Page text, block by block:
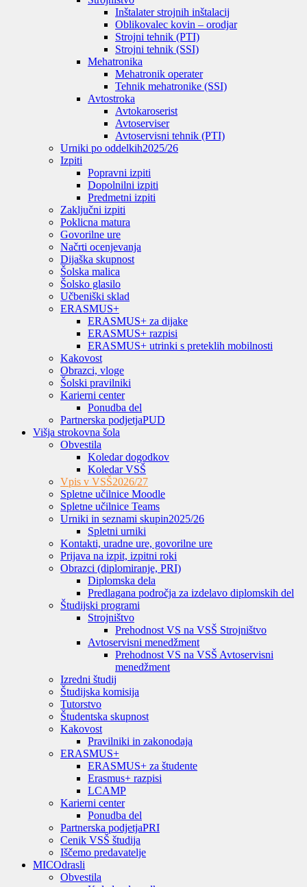
Inštalater strojnih inštalacij
Oblikovalec kovin – orodjar
Strojni tehnik (PTI)
Strojni tehnik (SSI)
Mehatronika
Mehatronik operater
Tehnik mehatronike (SSI)
Avtostroka
Avtokaroserist
Avtoserviser
Avtoservisni tehnik (PTI)
Urniki po oddelkih2025/26
Izpiti
Popravni izpiti
Dopolnilni izpiti
Predmetni izpiti
Zaključni izpiti
Poklicna matura
Govorilne ure
Načrti ocenjevanja
Dijaška skupnost
Šolska malica
Šolsko glasilo
Učbeniški sklad
ERASMUS+
ERASMUS+ za dijake
ERASMUS+ razpisi
ERASMUS+ utrinki s preteklih mobilnosti
Kakovost
Obrazci, vloge
Šolski pravilniki
Karierni center
Ponudba del
Partnerska podjetjaPUD
Višja strokovna šola
Obvestila
Koledar dogodkov
Koledar VSŠ
Vpis v VSŠ2026/27
Spletne učilnice Moodle
Spletne učilnice Teams
Urniki in seznami skupin2025/26
Spletni urniki
Kontakti, uradne ure, govorilne ure
Prijava na izpit, izpitni roki
Obrazci (diplomiranje, PRI)
Diplomska dela
Predlagana področja za izdelavo diplomskih del
Študijski programi
Strojništvo
Prehodnost VS na VSŠ Strojništvo
Avtoservisni menedžment
Prehodnost VS na VSŠ Avtoservisni
menedžment
Izredni študij
Študijska komisija
Tutorstvo
Študentska skupnost
Kakovost
Pravilniki in zakonodaja
ERASMUS+
ERASMUS+ za študente
Erasmus+ razpisi
LCAMP
Karierni center
Ponudba del
Partnerska podjetjaPRI
Cenik VSŠ študija
Iščemo predavatelje
MICOdrasli
Obvestila